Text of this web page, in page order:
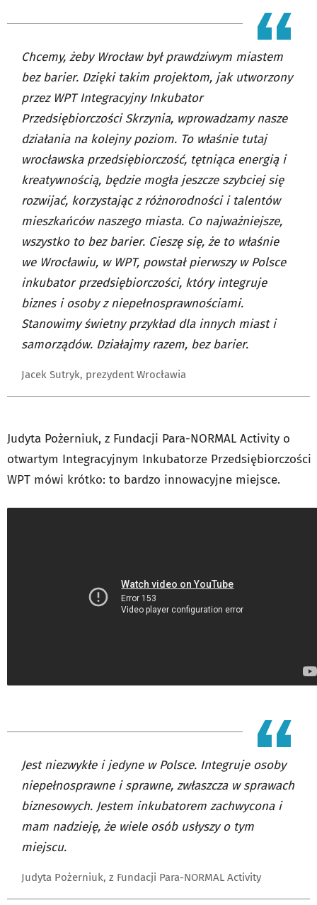
Chcemy, żeby Wrocław był prawdziwym miastem
bez barier. Dzięki takim projektom, jak utworzony
przez WPT Integracyjny Inkubator
Przedsiębiorczości Skrzynia, wprowadzamy nasze
działania na kolejny poziom. To właśnie tutaj
wrocławska przedsiębiorczość, tętniąca energią i
kreatywnością, będzie mogła jeszcze szybciej się
rozwijać, korzystając z różnorodności i talentów
mieszkańców naszego miasta. Co najważniejsze,
wszystko to bez barier. Cieszę się, że to właśnie
we Wrocławiu, w WPT, powstał pierwszy w Polsce
inkubator przedsiębiorczości, który integruje
biznes i osoby z niepełnosprawnościami.
Stanowimy świetny przykład dla innych miast i
samorządów. Działajmy razem, bez barier.
Jacek Sutryk, prezydent Wrocławia
Judyta Pożerniuk, z Fundacji Para-NORMAL Activity o
otwartym Integracyjnym Inkubatorze Przedsiębiorczości
WPT mówi krótko: to bardzo innowacyjne miejsce.
Jest niezwykłe i jedyne w Polsce. Integruje osoby
niepełnosprawne i sprawne, zwłaszcza w sprawach
biznesowych. Jestem inkubatorem zachwycona i
mam nadzieję, że wiele osób usłyszy o tym
miejscu.
Judyta Pożerniuk, z Fundacji Para-NORMAL Activity